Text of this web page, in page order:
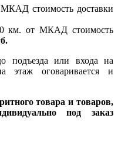
стоимость доставки
км. от МКАД стоимость
подъезда или входа на
этаж оговаривается и
товара и товаров,
под заказ